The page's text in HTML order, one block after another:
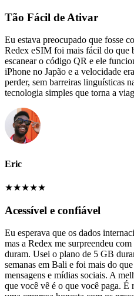
Tão Fácil de Ativar
Eu estava preocupado que fosse
Redex eSIM foi mais fácil do que
escanear o código QR e ele
iPhone no Japão e a velocidade
perder, sem barreiras linguísticas
tecnologia simples que torna a
Eric
★★★★★
Acessível e confiável
Eu esperava que os dados
mas a Redex me surpreendeu
duram. Usei o plano de 5 GB
semanas em Bali e foi mais do
mensagens e mídias sociais. A
que você vê é o que você paga.